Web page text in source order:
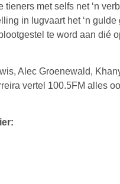
tieners met selfs net ‘n
in lugvaart het ‘n
te word aan dié
Alec Groenewald,
vertel 100.5FM alles